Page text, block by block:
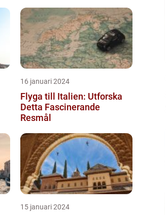
16 januari 2024
Flyga till Italien: Utforska
Detta Fascinerande
Resmål
15 januari 2024